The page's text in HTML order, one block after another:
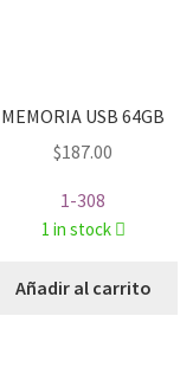
MEMORIA USB 64GB
$187.00
1-308
1 in stock
Añadir al carrito